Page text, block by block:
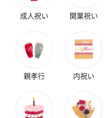
成人祝い 開業祝い
親孝行 内祝い